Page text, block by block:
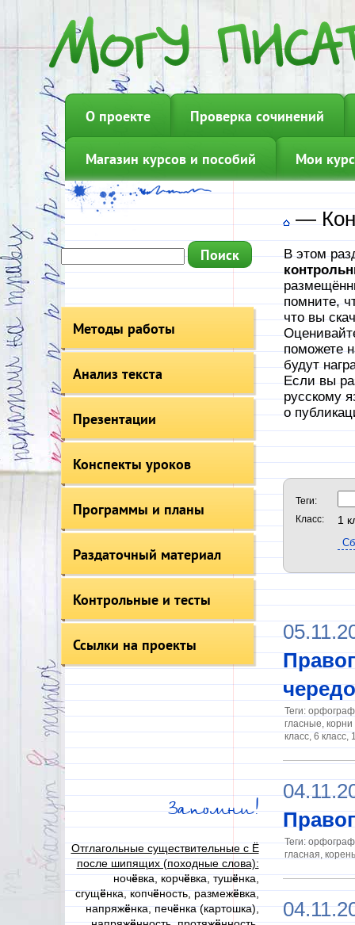
О проекте Проверка сочинений
Магазин курсов и пособий Мои
Методы работы
Анализ текста
Презентации
Конспекты уроков
Программы и планы
Раздаточный материал
Контрольные и тесты
Ссылки на проекты
Запомни!
Отглагольные существительные с Ё
после шипящих (походные слова):
ночёвка, корчёвка, тушёнка,
сгущёнка, копчёность, размежёвка,
напряжёнка, печёнка (картошка),
—
В этом
помните,
что вы
поможете
будут
Если вы
русскому
о
Теги:
Класс:
1
Теги:
гласные,
класс, 6 класс,
Теги:
гласная,